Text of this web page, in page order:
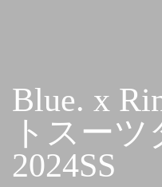
Blue. x
トスー
2024SS